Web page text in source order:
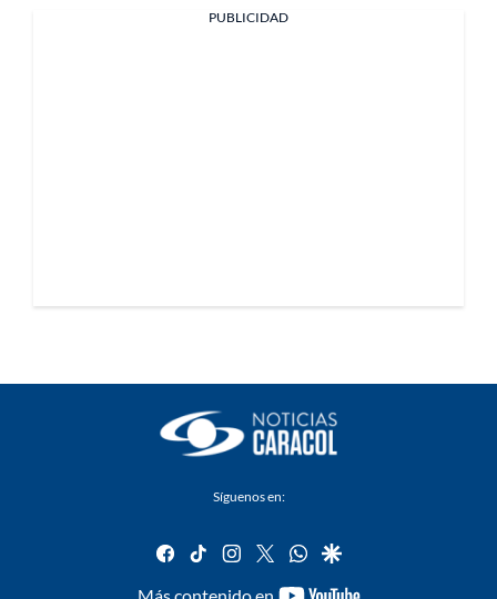
PUBLICIDAD
Síguenos en:
facebook
tiktok instagram
twitterwhatsapp
google
youtube-